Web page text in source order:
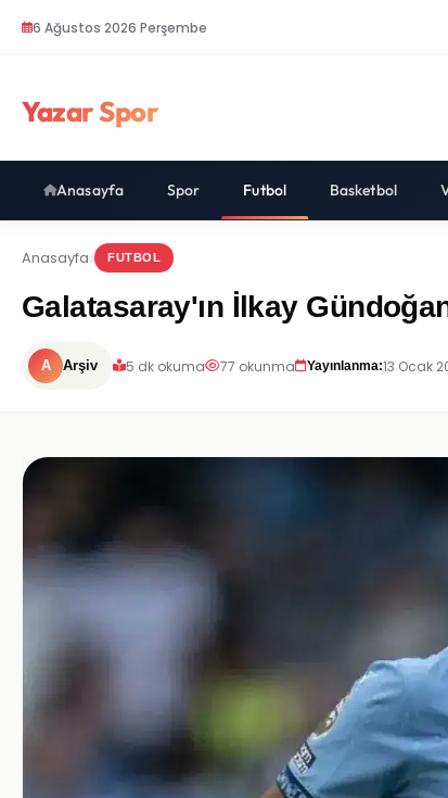
6 Ağustos 2026 Perşembe
Yazar Spor
Anasayfa Spor Futbol Basketbol
Anasayfa FUTBOL
Galatasaray'ın İlkay
A Arşiv 5 dk okuma 77 okunma Yayınlanma:13 Ocak